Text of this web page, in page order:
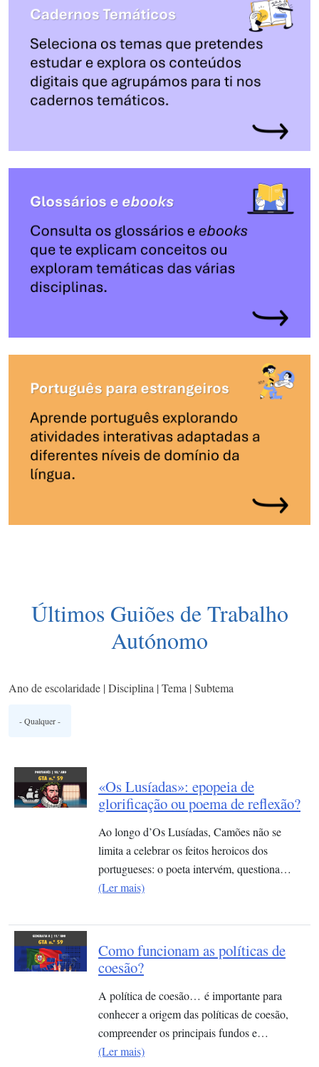
Últimos Guiões de Trabalho
Autónomo
Ano de escolaridade | Disciplina | Tema | Subtema
«Os Lusíadas»: epopeia de
glorificação ou poema de reflexão?
Ao longo d’Os Lusíadas, Camões não se
limita a celebrar os feitos heroicos dos
portugueses: o poeta intervém, questiona…
(Ler mais)
Como funcionam as políticas de
coesão?
A política de coesão… é importante para
conhecer a origem das políticas de coesão,
compreender os principais fundos e…
(Ler mais)